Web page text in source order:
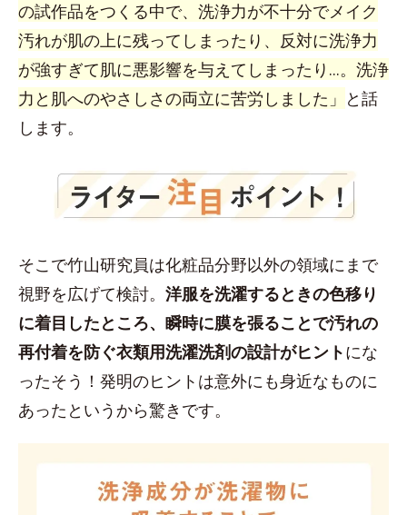
の試作品をつくる中で、洗浄力が不十分でメイク
汚れが肌の上に残ってしまったり、反対に洗浄力
が強すぎて肌に悪影響を与えてしまったり...。洗浄
力と肌へのやさしさの両立に苦労しました」 と話
します。
そこで竹山研究員は化粧品分野以外の領域にまで
視野を広げて検討。 洋服を洗濯するときの色移り
に着目したところ、瞬時に膜を張ることで汚れの
再付着を防ぐ衣類用洗濯洗剤の設計がヒントにな
ったそう！発明のヒントは意外にも身近なものに
あったというから驚きです。